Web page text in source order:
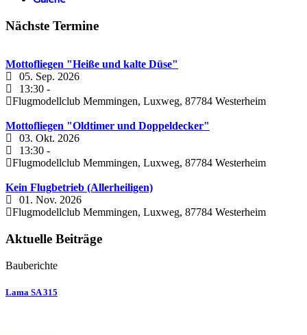
Nächste Termine
Mottofliegen "Heiße und kalte Düse"
05. Sep. 2026
13:30 -
Flugmodellclub Memmingen, Luxweg, 87784 Westerheim
Mottofliegen "Oldtimer und Doppeldecker"
03. Okt. 2026
13:30 -
Flugmodellclub Memmingen, Luxweg, 87784 Westerheim
Kein Flugbetrieb (Allerheiligen)
01. Nov. 2026
Flugmodellclub Memmingen, Luxweg, 87784 Westerheim
Aktuelle Beiträge
Bauberichte
Lama SA 315